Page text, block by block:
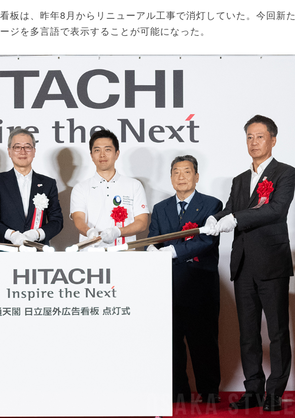
板は、昨年8月からリニューアル工事で消灯していた。今回新
を多言語で表示することが可能になった。